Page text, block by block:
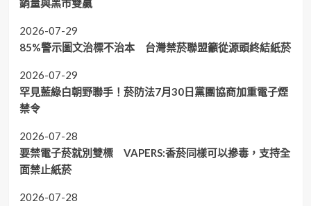
銷量與黑市雙贏
2026-07-29
85%警示圖文治標不治本 台灣禁菸聯盟籲從源頭終結紙菸
2026-07-29
罕見藍綠白朝野聯手！菸防法7月30日黨團協商加重電子煙
禁令
2026-07-28
要禁電子菸就別雙標 VAPERS:香菸同樣可以摻毒，支持全
面禁止紙菸
2026-07-28